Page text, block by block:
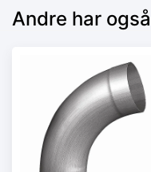
Andre har